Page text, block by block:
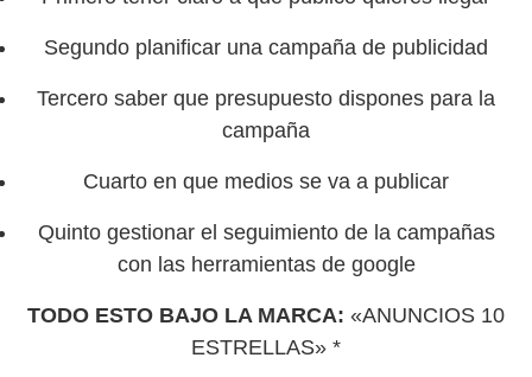
Segundo planificar una campaña de publicidad
Tercero saber que presupuesto dispones para la
campaña
Cuarto en que medios se va a publicar
Quinto gestionar el seguimiento de la campañas
con las herramientas de google
TODO ESTO BAJO LA MARCA: «ANUNCIOS 10
ESTRELLAS» *